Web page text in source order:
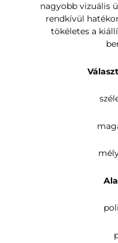
nagyobb vizuális
rendkívül
tökéletes a